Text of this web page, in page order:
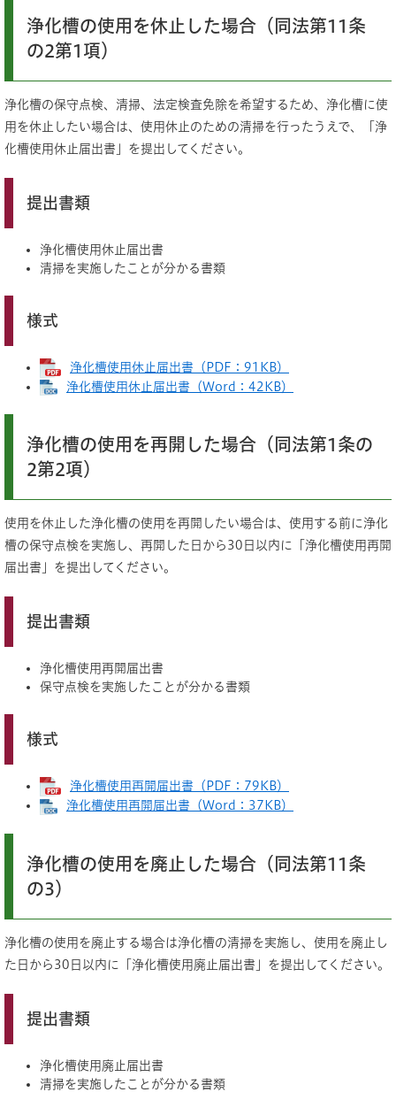
浄化槽の使用を休止した場合（同法第11条
の2第1項）
浄化槽の保守点検、清掃、法定検査免除を希望するため、浄化槽に使
用を休止したい場合は、使用休止のための清掃を行ったうえで、「浄
化槽使用休止届出書」を提出してください。
提出書類
浄化槽使用休止届出書
清掃を実施したことが分かる書類
様式
浄化槽使用休止届出書（PDF：91KB）
浄化槽使用休止届出書（Word：42KB）
浄化槽の使用を再開した場合（同法第1条の
2第2項）
使用を休止した浄化槽の使用を再開したい場合は、使用する前に浄化
槽の保守点検を実施し、再開した日から30日以内に「浄化槽使用再開
届出書」を提出してください。
提出書類
浄化槽使用再開届出書
保守点検を実施したことが分かる書類
様式
浄化槽使用再開届出書（PDF：79KB）
浄化槽使用再開届出書（Word：37KB）
浄化槽の使用を廃止した場合（同法第11条
の3）
浄化槽の使用を廃止する場合は浄化槽の清掃を実施し、使用を廃止し
た日から30日以内に「浄化槽使用廃止届出書」を提出してください。
提出書類
浄化槽使用廃止届出書
清掃を実施したことが分かる書類